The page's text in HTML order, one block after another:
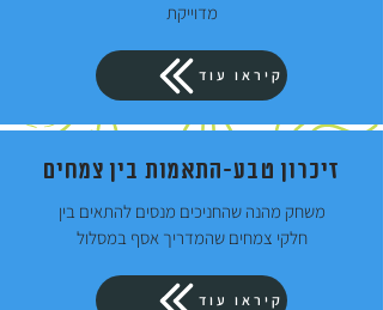
מדוייקת
קיראו עוד
זיכרון טבע-התאמות בין צמחים
משחק מהנה שהחניכים מנסים להתאים בין
חלקי צמחים שהמדריך אסף במסלול
קיראו עוד